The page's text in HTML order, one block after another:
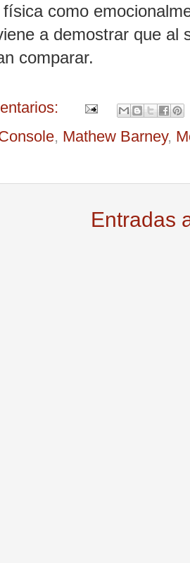
como
a demostrar que al
comparar.
, Mathew Barney,
Entradas